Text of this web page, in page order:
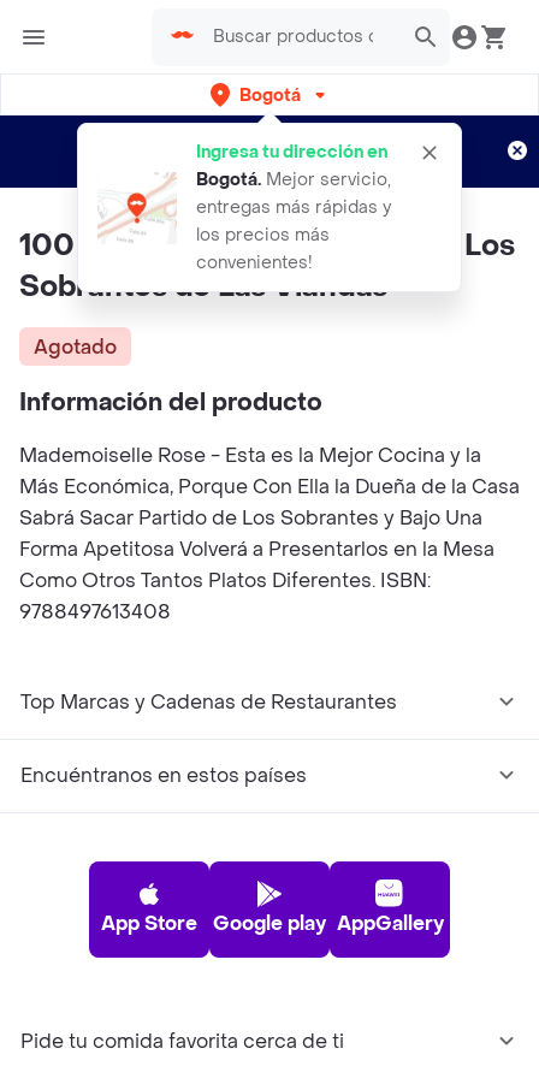
Bogotá
Ingresa tu dirección en
Bogotá. Mejor servicio,
entregas más rápidas y
los precios más
convenientes!
envíos gratis por semanas
Aplican TyC
100 Fórmulas Para Aprovechar Los
Sobrantes de Las Viandas
Agotado
Información del producto
Mademoiselle Rose - Esta es la Mejor Cocina y la
Más Económica, Porque Con Ella la Dueña de la Casa
Sabrá Sacar Partido de Los Sobrantes y Bajo Una
Forma Apetitosa Volverá a Presentarlos en la Mesa
Como Otros Tantos Platos Diferentes. ISBN:
9788497613408
Top Marcas y Cadenas de Restaurantes
Encuéntranos en estos países
App Store Google play AppGallery
Pide tu comida favorita cerca de ti